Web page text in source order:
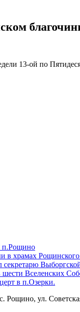
13-ой по
п.Рощино
в храмах Рощинского
Вселенских
в п.Озерки.
Рощино, ул.